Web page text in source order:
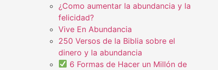
¿Como aumentar la abundancia y la
felicidad?
Vive En Abundancia
250 Versos de la Biblia sobre el
dinero y la abundancia
6 Formas de Hacer un Millón de